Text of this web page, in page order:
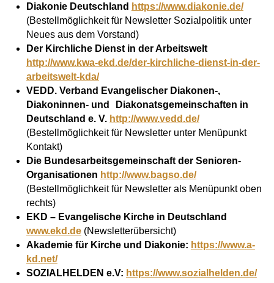
Diakonie Deutschland https://www.diakonie.de/
(Bestellmöglichkeit für Newsletter Sozialpolitik unter
Neues aus dem Vorstand)
Der Kirchliche Dienst in der Arbeitswelt
http://www.kwa-ekd.de/der-kirchliche-dienst-in-der-
arbeitswelt-kda/
VEDD. Verband Evangelischer Diakonen-,
Diakoninnen- und
Diakonatsgemeinschaften in
Deutschland e. V. http://www.vedd.de/
(Bestellmöglichkeit für Newsletter unter Menüpunkt
Kontakt)
Die Bundesarbeitsgemeinschaft der Senioren-
Organisationen http://www.bagso.de/
(Bestellmöglichkeit für Newsletter als Menüpunkt oben
rechts)
EKD – Evangelische Kirche in Deutschland
www.ekd.de(Newsletterübersicht)
Akademie für Kirche und Diakonie: https://www.a-
kd.net/
SOZIALHELDEN e.V: https://www.sozialhelden.de/